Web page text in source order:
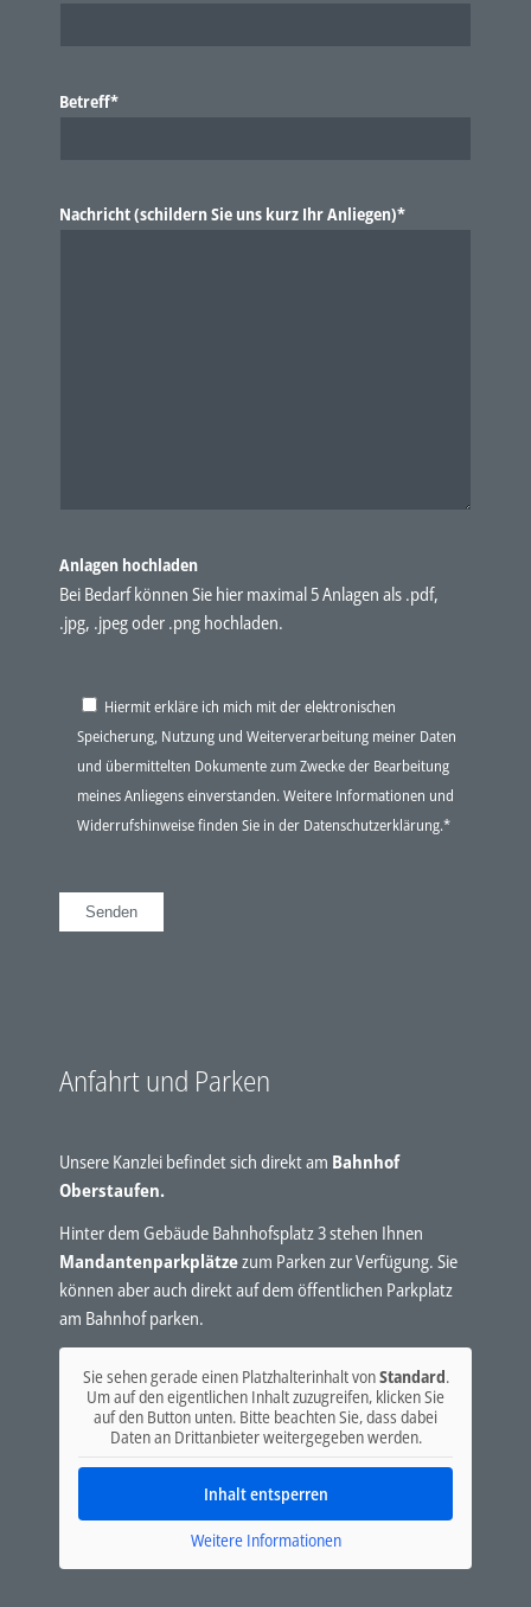
Betreff*
Nachricht (schildern Sie uns kurz Ihr Anliegen)*
Anlagen hochladen
Bei Bedarf können Sie hier maximal 5 Anlagen als .pdf,
.jpg, .jpeg oder .png hochladen.
Hiermit erkläre ich mich mit der elektronischen
Speicherung, Nutzung und Weiterverarbeitung meiner Daten
und übermittelten Dokumente zum Zwecke der Bearbeitung
meines Anliegens einverstanden. Weitere Informationen und
Widerrufshinweise finden Sie in der Datenschutzerklärung.*
Anfahrt und Parken
Unsere Kanzlei befindet sich direkt am Bahnhof
Oberstaufen.
Hinter dem Gebäude Bahnhofsplatz 3 stehen Ihnen
Mandantenparkplätzezum Parken zur Verfügung. Sie
können aber auch direkt auf dem öffentlichen Parkplatz
am Bahnhof parken.
Sie sehen gerade einen Platzhalterinhalt vonStandard.
Um auf den eigentlichen Inhalt zuzugreifen, klicken Sie
auf den Button unten. Bitte beachten Sie, dass dabei
Daten an Drittanbieter weitergegeben werden.
Inhalt entsperren
Weitere Informationen